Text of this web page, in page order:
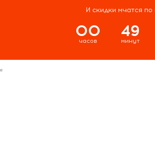
И скидки мчатся по
00
часов
49
минут